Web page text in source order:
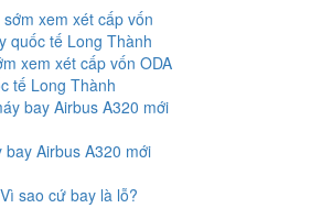
xem xét cấp vốn ODA
tế Long Thành
Airbus A320 mới
Vì sao cứ bay là lỗ?